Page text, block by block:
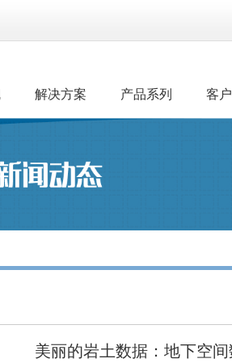
解决方案 产品系列 客
美丽的岩土数据：地下空